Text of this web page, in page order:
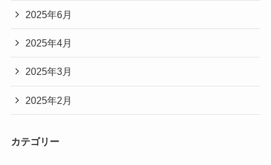
2025年6月
2025年4月
2025年3月
2025年2月
カテゴリー